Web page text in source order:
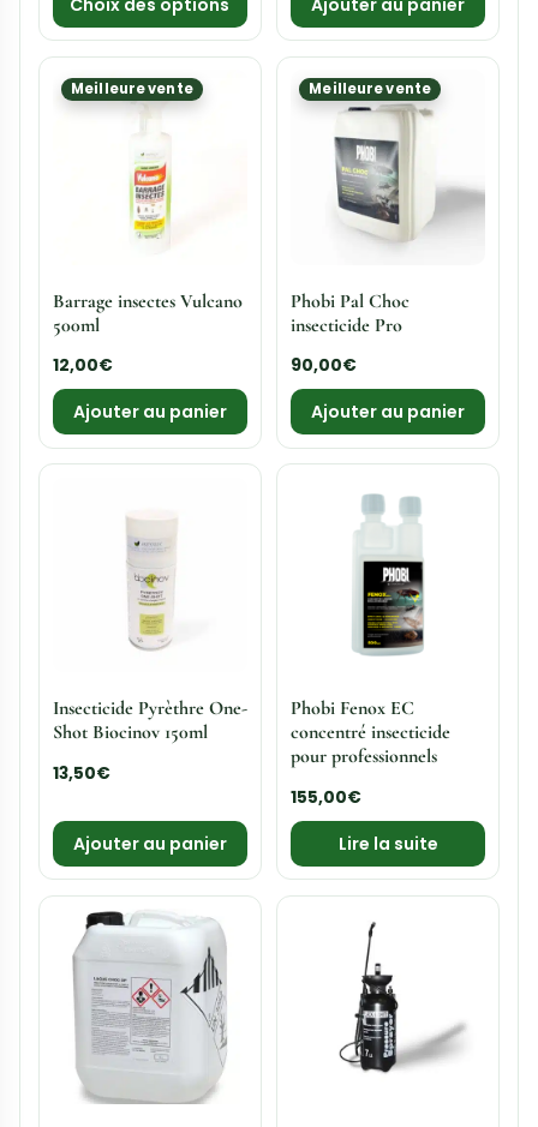
Meilleure vente
Barrage insectes Vulcano
500ml
12,00€
Ajouter au panier
Meilleure vente
Phobi Pal Choc
insecticide Pro
90,00€
Ajouter au panier
Insecticide Pyrèthre One-
Shot Biocinov 150ml
13,50€
Ajouter au panier
Phobi Fenox EC
concentré insecticide
pour professionnels
155,00€
Lire la suite